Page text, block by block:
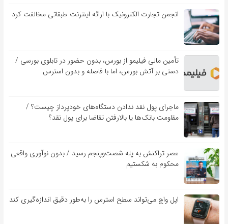
انجمن تجارت الکترونیک با ارائه اینترنت طبقاتی مخالفت کرد
تأمین مالی فیلیمو از بورس، بدون حضور در تابلوی بورسی /
دستی بر آتش بورس، اما با فاصله و بدون استرس
ماجرای پول نقد ندادن دستگاه‌های خودپرداز چیست؟ /
مقاومت بانک‌ها یا بالارفتن تقاضا برای پول نقد؟
عصر تراکنش به پله شصت‌وپنجم رسید / بدون نوآوری واقعی
محکوم به شکستیم
اپل واچ می‌تواند سطح استرس را به‌طور دقیق اندازه‌گیری کند